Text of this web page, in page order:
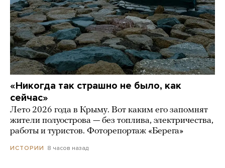
«Никогда так страшно не было, как
сейчас»
Лето 2026 года в Крыму. Вот каким его запомнят
жители полуострова — без топлива, электричества,
работы и туристов. Фоторепортаж «Берега»
ИСТОРИИ 8 часов назад